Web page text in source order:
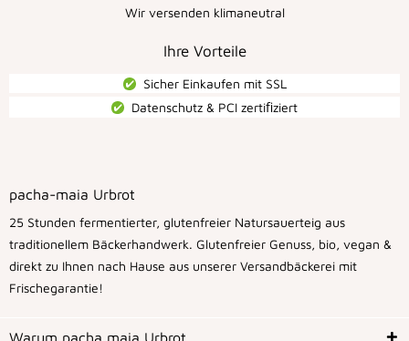
Wir versenden klimaneutral
Ihre Vorteile
Sicher Einkaufen mit SSL
Datenschutz & PCI zertiﬁziert
pacha-maia Urbrot
25 Stunden fermentierter, glutenfreier Natursauerteig aus
traditionellem Bäckerhandwerk. Glutenfreier Genuss, bio, vegan &
direkt zu Ihnen nach Hause aus unserer Versandbäckerei mit
Frischegarantie!
Warum pacha maia Urbrot